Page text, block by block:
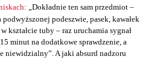
: „Dokładnie ten sam przedmiot –
podeszwie, pasek, kawałek
kształcie tuby – raz uruchamia sygnał
minut na dodatkowe sprawdzenie, a
niewidzialny”. A jaki absurd nadzoru